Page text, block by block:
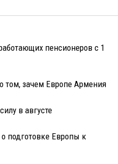
пенсионеров с 1
том, зачем Европе Армения
в августе
подготовке Европы к